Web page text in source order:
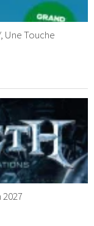
Une Touche